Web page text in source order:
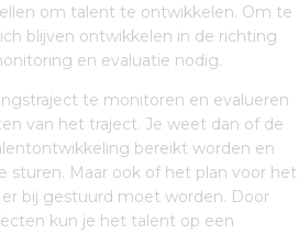
om talent te ontwikkelen. Om te
blijven ontwikkelen in de richting
en evaluatie nodig.
te monitoren en evalueren
van het traject. Je weet dan of de
bereikt worden en
sturen. Maar ook of het plan voor het
bij gestuurd moet worden. Door
kun je het talent op een